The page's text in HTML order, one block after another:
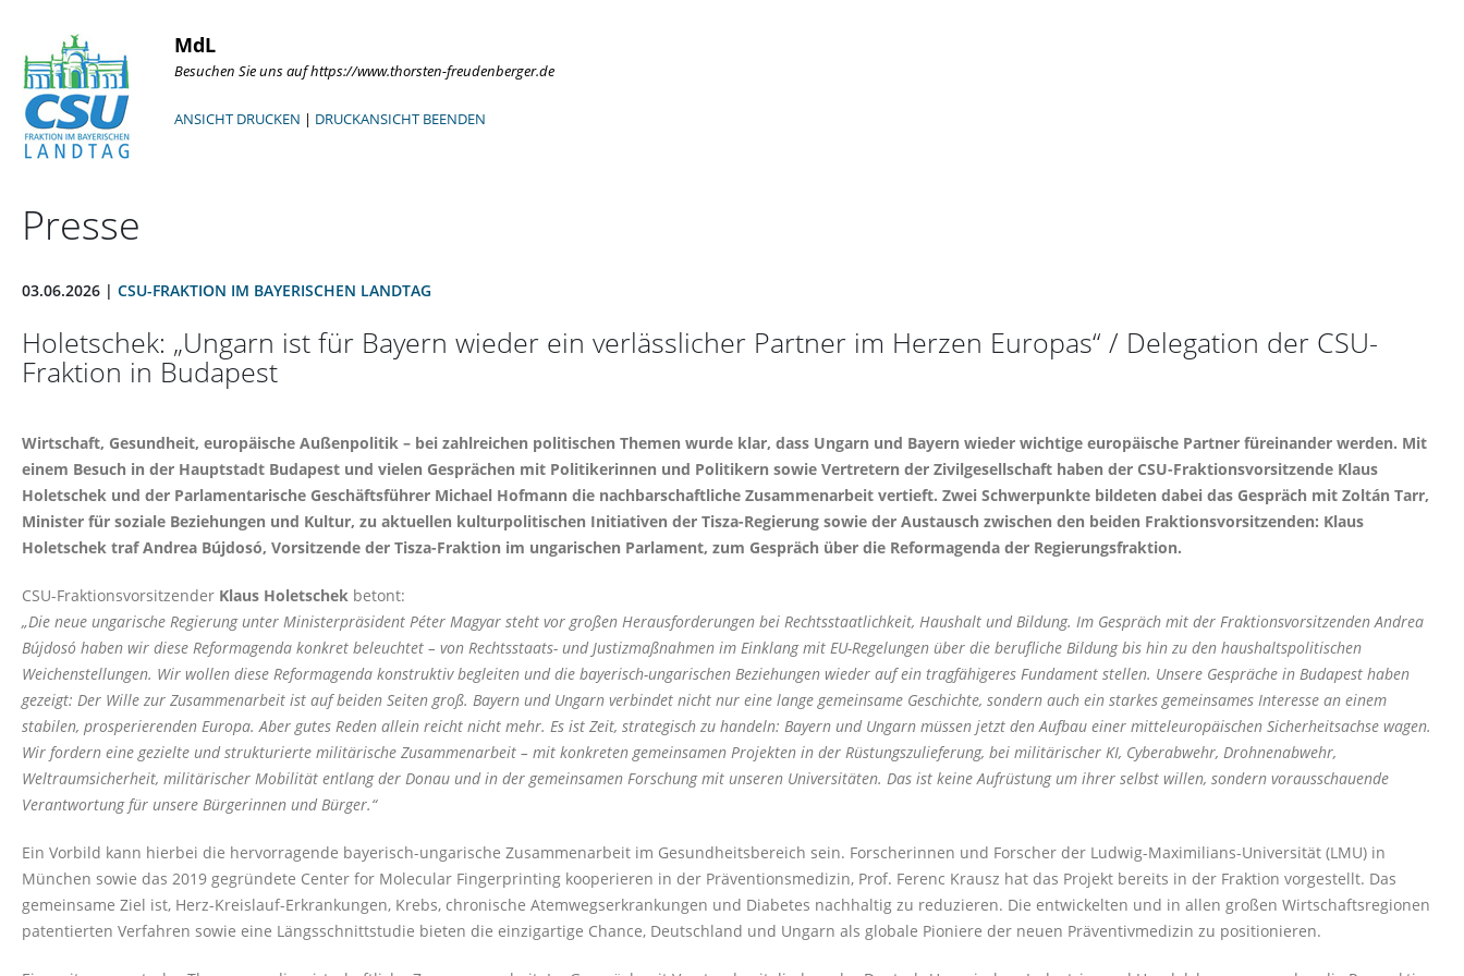
MdL
Besuchen Sie uns auf https://www.thorsten-freudenberger.de
ANSICHT DRUCKEN | DRUCKANSICHT BEENDEN
Presse
03.06.2026 | CSU-FRAKTION IM BAYERISCHEN LANDTAG
Holetschek: „Ungarn ist für Bayern wieder ein verlässlicher Partner im Herzen Europas“ / Delegation der CSU-
Fraktion in Budapest
Wirtschaft, Gesundheit, europäische Außenpolitik – bei zahlreichen politischen Themen wurde klar, dass Ungarn und Bayern wieder wichtige europäische Partner füreinander werden. Mit
einem Besuch in der Hauptstadt Budapest und vielen Gesprächen mit Politikerinnen und Politikern sowie Vertretern der Zivilgesellschaft haben der CSU-Fraktionsvorsitzende Klaus
Holetschek und der Parlamentarische Geschäftsführer Michael Hofmann die nachbarschaftliche Zusammenarbeit vertieft. Zwei Schwerpunkte bildeten dabei das Gespräch mit Zoltán Tarr,
Minister für soziale Beziehungen und Kultur, zu aktuellen kulturpolitischen Initiativen der Tisza-Regierung sowie der Austausch zwischen den beiden Fraktionsvorsitzenden: Klaus
Holetschek traf Andrea Bújdosó, Vorsitzende der Tisza-Fraktion im ungarischen Parlament, zum Gespräch über die Reformagenda der Regierungsfraktion.
CSU-Fraktionsvorsitzender Klaus Holetschek betont:
Die neue ungarische Regierung unter Ministerpräsident Péter Magyar steht vor großen Herausforderungen bei Rechtsstaatlichkeit, Haushalt und Bildung. Im Gespräch mit der Fraktionsvorsitzenden Andrea
Bújdosó haben wir diese Reformagenda konkret beleuchtet – von Rechtsstaats- und Justizmaßnahmen im Einklang mit EU-Regelungen über die berufliche Bildung bis hin zu den haushaltspolitischen
Weichenstellungen. Wir wollen diese Reformagenda konstruktiv begleiten und die bayerisch-ungarischen Beziehungen wieder auf ein tragfähigeres Fundament stellen. Unsere Gespräche in Budapest haben
gezeigt: Der Wille zur Zusammenarbeit ist auf beiden Seiten groß. Bayern und Ungarn verbindet nicht nur eine lange gemeinsame Geschichte, sondern auch ein starkes gemeinsames Interesse an einem
stabilen, prosperierenden Europa. Aber gutes Reden allein reicht nicht mehr. Es ist Zeit, strategisch zu handeln: Bayern und Ungarn müssen jetzt den Aufbau einer mitteleuropäischen Sicherheitsachse wagen.
Wir fordern eine gezielte und strukturierte militärische Zusammenarbeit – mit konkreten gemeinsamen Projekten in der Rüstungszulieferung, bei militärischer KI, Cyberabwehr, Drohnenabwehr,
Weltraumsicherheit, militärischer Mobilität entlang der Donau und in der gemeinsamen Forschung mit unseren Universitäten. Das ist keine Aufrüstung um ihrer selbst willen, sondern vorausschauende
Verantwortung für unsere Bürgerinnen und Bürger.“
Ein Vorbild kann hierbei die hervorragende bayerisch-ungarische Zusammenarbeit im Gesundheitsbereich sein. Forscherinnen und Forscher der Ludwig-Maximilians-Universität (LMU) in
München sowie das 2019 gegründete Center for Molecular Fingerprinting kooperieren in der Präventionsmedizin, Prof. Ferenc Krausz hat das Projekt bereits in der Fraktion vorgestellt. Das
gemeinsame Ziel ist, Herz-Kreislauf-Erkrankungen, Krebs, chronische Atemwegserkrankungen und Diabetes nachhaltig zu reduzieren. Die entwickelten und in allen großen Wirtschaftsregionen
patentierten Verfahren sowie eine Längsschnittstudie bieten die einzigartige Chance, Deutschland und Ungarn als globale Pioniere der neuen Präventivmedizin zu positionieren.